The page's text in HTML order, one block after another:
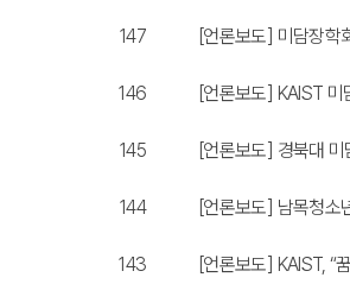
147 [언론보도] 미담장학
146 [언론보도] KAIST 미
145 [언론보도] 경북대
144 [언론보도] 남목청소
143 [언론보도] KAIST, “